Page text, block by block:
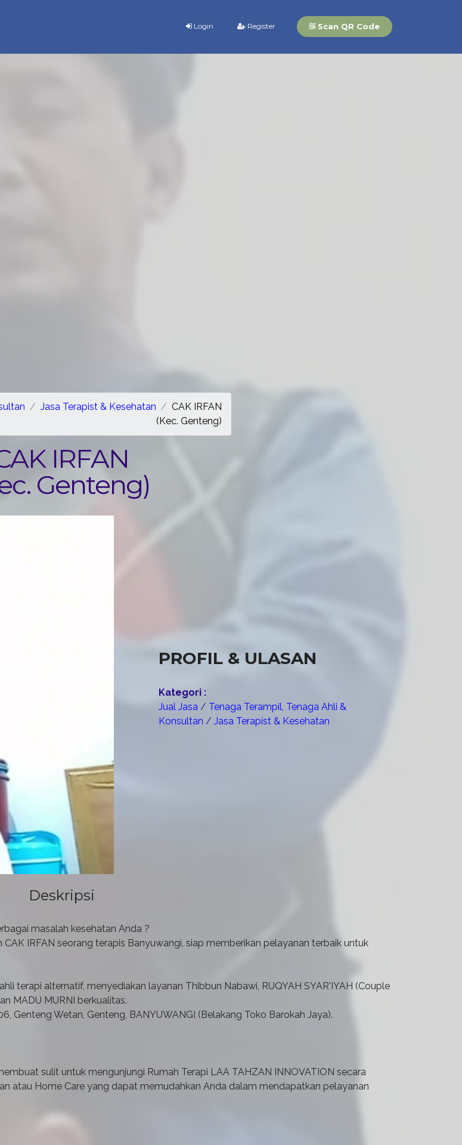
Login Register Scan QR Code
Jasa Terapist & Kesehatan
CAK IRFAN
(Kec. Genteng)
IRFAN
Genteng)
PROFIL & ULASAN
Kategori :
Jual Jasa / Tenaga Terampil, Tenaga Ahli &
Konsultan / Jasa Terapist & Kesehatan
Deskripsi
masalah kesehatan Anda ?
IRFAN seorang terapis Banyuwangi, siap memberikan pelayanan terbaik untuk
terapi alternatif, menyediakan layanan Thibbun Nabawi, RUQYAH SYAR'IYAH (Couple
MADU MURNI berkualitas.
Genteng Wetan, Genteng, BANYUWANGI (Belakang Toko Barokah Jaya).
sulit untuk mengunjungi Rumah Terapi LAA TAHZAN INNOVATION secara
atau Home Care yang dapat memudahkan Anda dalam mendapatkan pelayanan